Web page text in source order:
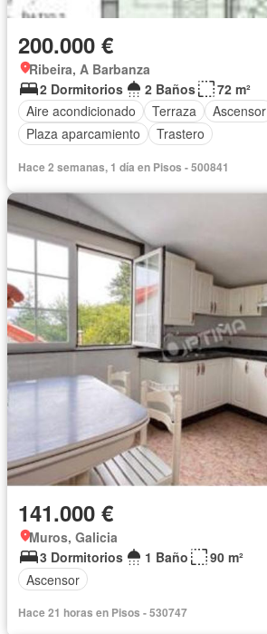
200.000 €
Ribeira, A Barbanza
2 Dormitorios
2 Baños
72 m²
Aire acondicionado
Terraza
Ascensor
Plaza aparcamiento
Trastero
Hace 2 semanas, 1 día en Pisos - 500841
141.000 €
Muros, Galicia
3 Dormitorios
1 Baño
90 m²
Ascensor
Hace 21 horas en Pisos - 530747